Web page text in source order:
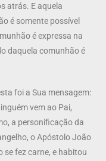
atrás. E aquela
é somente possível
é expressa na
daquela comunhão é
foi a Sua mensagem:
vem ao Pai,
a personificação da
o Apóstolo João
se fez carne, e habitou